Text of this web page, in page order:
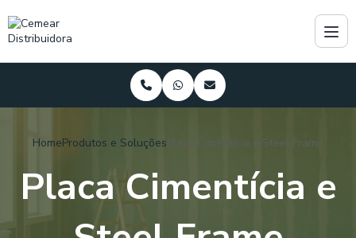
HomeProdutos e SoluçõesPlaca Cimentícia e Steel Frame
Placa Cimentícia e